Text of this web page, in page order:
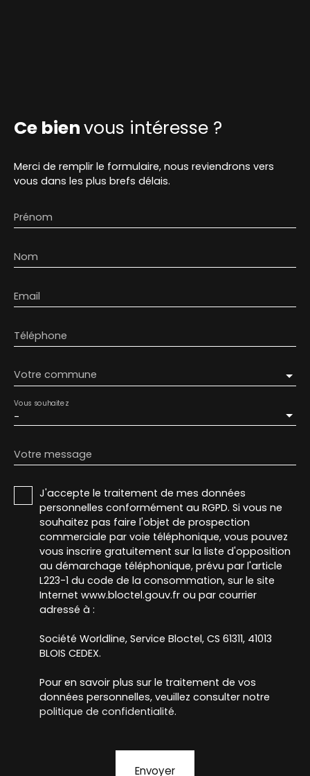
Ce bienvous intéresse ?
Merci de remplir le formulaire, nous reviendrons vers
vous dans les plus brefs délais.
Prénom
Nom
Email
Téléphone
Votre commune
-
Vous souhaitez
Votre message
J'accepte le traitement de mes données
personnelles conformément au RGPD. Si vous ne
souhaitez pas faire l'objet de prospection
commerciale par voie téléphonique, vous pouvez
vous inscrire gratuitement sur la liste d'opposition
au démarchage téléphonique, prévu par l'article
L223-1 du code de la consommation, sur le site
Internet www.bloctel.gouv.fr ou par courrier
adressé à :
Société Worldline, Service Bloctel, CS 61311, 41013
BLOIS CEDEX.
Pour en savoir plus sur le traitement de vos
données personnelles, veuillez consulter notre
politique de confidentialité.
Envoyer